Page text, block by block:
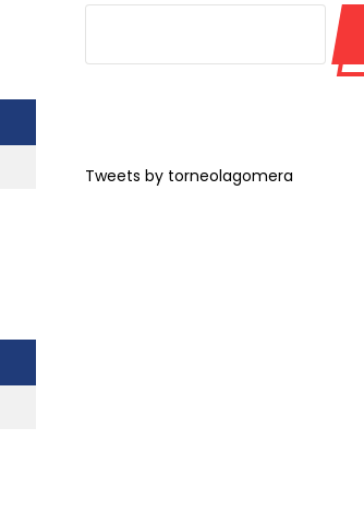
Tweets by torneolagomera